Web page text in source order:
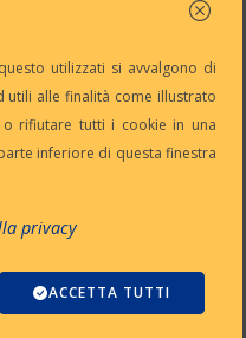
Iscrizione
REA n° MI-
Reg. Imp. n°
MI-2001-
Digiway Srl - Powered by HCL
utilizzati si avvalgono di
utili alle finalità come illustrato
o rifiutare tutti i cookie in una
inferiore di questa finestra
privacy
ACCETTA TUTTI